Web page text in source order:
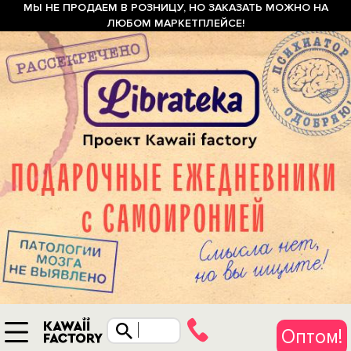
МЫ НЕ ПРОДАЕМ В РОЗНИЦУ, НО ЗАКАЗАТЬ МОЖНО НА
ЛЮБОМ МАРКЕТПЛЕЙСЕ!
Оптом!